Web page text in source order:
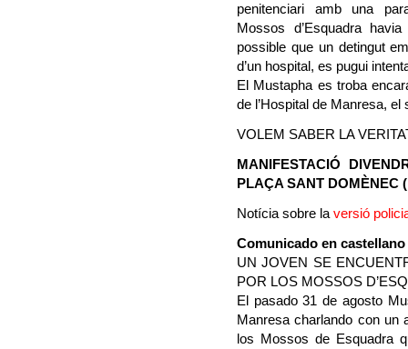
penitenciari amb una
Mossos d’Esquadra
possible que un detingut
d’un hospital, es pugui
El Mustapha es troba
de l’Hospital de Manresa,
VOLEM SABER LA
MANIFESTACIÓ
PLAÇA SANT DOMÈNEC
Notícia sobre la versió
Comunicado en
UN JOVEN SE
POR LOS MOSSOS
El pasado 31 de agosto
Manresa charlando con un
los Mossos de Esquadra